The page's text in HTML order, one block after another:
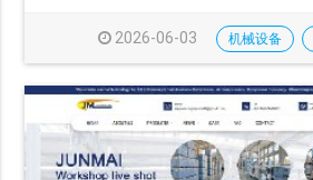
2026-06-03 机械设备